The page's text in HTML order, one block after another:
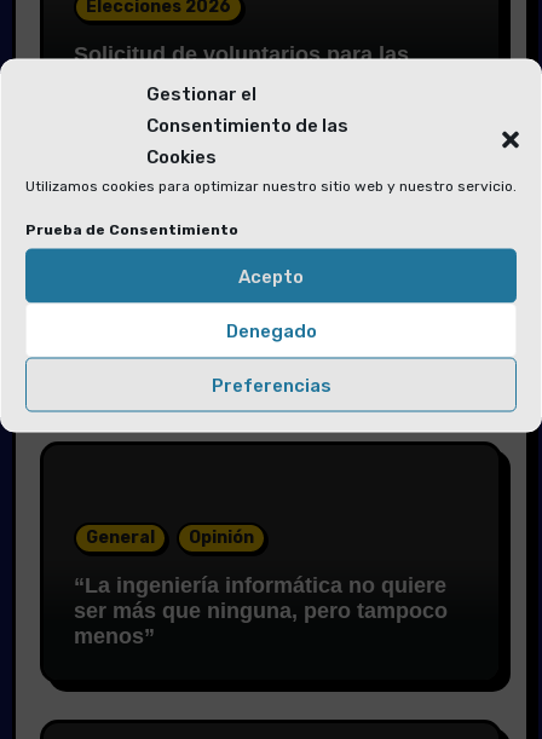
Gestionar el
Consentimiento de las
Cookies
Utilizamos cookies para optimizar nuestro sitio web y nuestro servicio.
Prueba de Consentimiento
Acepto
Denegado
Preferencias
Elecciones 2026
Solicitud de voluntarios para las
Convocatoria de elecciones a Junta
de Gobierno del COITIC
General Opinión
“La ingeniería informática no quiere
ser más que ninguna, pero tampoco
menos”